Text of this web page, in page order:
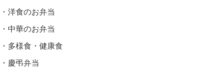
洋食のお弁当
中華のお弁当
多様食・健康食
慶弔弁当